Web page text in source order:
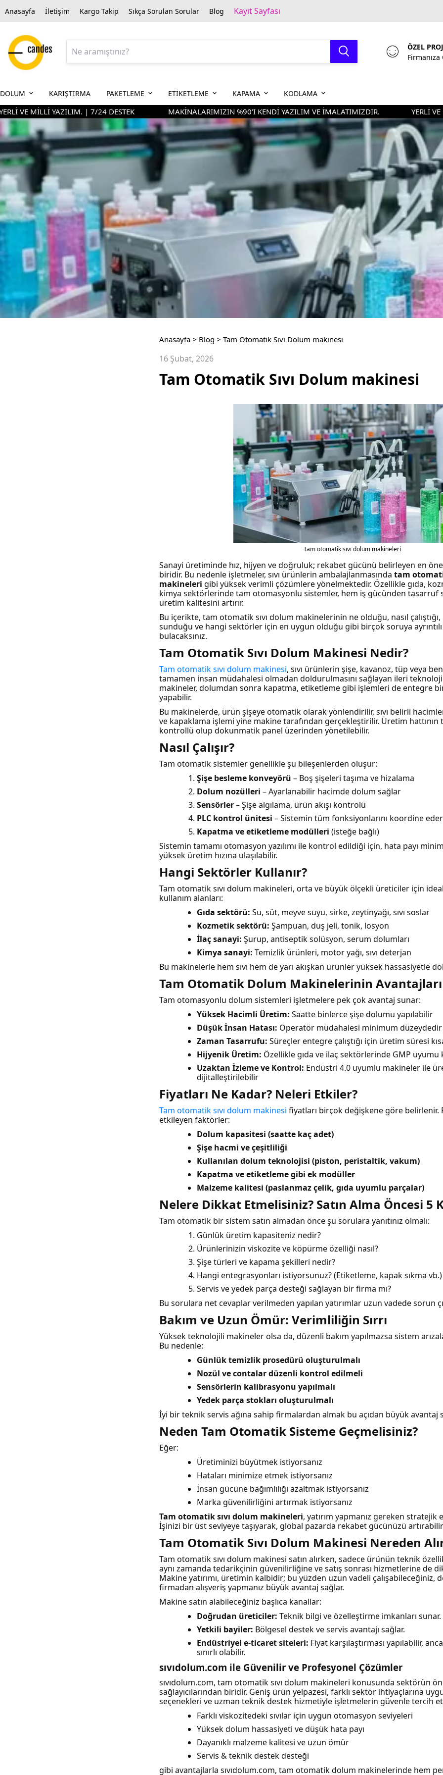
Anasayfa İletişim Kargo Takip Sıkça Sorulan Sorular Blog Kayıt Sayfası
ÖZEL
DOLUM KARIŞTIRMA PAKETLEME ETİKETLEME KAPAMA KODLAMA
MİLLİ YAZILIM. | 7/24 DESTEK MAKİNALARIMIZIN %90'I KENDİ YAZILIM VE İMALATIMIZDIR. YERLİ VE MİLLİ
Anasayfa > Blog > Tam Otomatik Sıvı Dolum makinesi
16 Şubat, 2026
Tam Otomatik Sıvı Dolum makinesi
Tam otomatik sıvı dolum makineleri
Sanayi üretiminde hız, hijyen ve doğruluk; rekabet gücünü belirleyen en
biridir. Bu nedenle işletmeler, sıvı ürünlerin ambalajlanmasında tam
makineleri gibi yüksek verimli çözümlere yönelmektedir. Özellikle gıda,
kimya sektörlerinde tam otomasyonlu sistemler, hem iş gücünden tasarruf
üretim kalitesini artırır.
Bu içerikte, tam otomatik sıvı dolum makinelerinin ne olduğu, nasıl
sunduğu ve hangi sektörler için en uygun olduğu gibi birçok soruya ayrıntılı
bulacaksınız.
Tam Otomatik Sıvı Dolum Makinesi Nedir?
Tam otomatik sıvı dolum makinesi, sıvı ürünlerin şişe, kavanoz, tüp veya
tamamen insan müdahalesi olmadan doldurulmasını sağlayan ileri
makineler, dolumdan sonra kapatma, etiketleme gibi işlemleri de entegre
yapabilir.
Bu makinelerde, ürün şişeye otomatik olarak yönlendirilir, sıvı belirli
ve kapaklama işlemi yine makine tarafından gerçekleştirilir. Üretim hattının
kontrollü olup dokunmatik panel üzerinden yönetilebilir.
Nasıl Çalışır?
Tam otomatik sistemler genellikle şu bileşenlerden oluşur:
Şişe besleme konveyörü – Boş şişeleri taşıma ve hizalama
Dolum nozülleri – Ayarlanabilir hacimde dolum sağlar
Sensörler– Şişe algılama, ürün akışı kontrolü
PLC kontrol ünitesi – Sistemin tüm fonksiyonlarını koordine eder
Kapatma ve etiketleme modülleri (isteğe bağlı)
Sistemin tamamı otomasyon yazılımı ile kontrol edildiği için, hata payı
yüksek üretim hızına ulaşılabilir.
Hangi Sektörler Kullanır?
Tam otomatik sıvı dolum makineleri, orta ve büyük ölçekli üreticiler için
kullanım alanları:
Gıda sektörü: Su, süt, meyve suyu, sirke, zeytinyağı, sıvı soslar
Kozmetik sektörü: Şampuan, duş jeli, tonik, losyon
İlaç sanayi: Şurup, antiseptik solüsyon, serum dolumları
Kimya sanayi: Temizlik ürünleri, motor yağı, sıvı deterjan
Bu makinelerle hem sıvı hem de yarı akışkan ürünler yüksek hassasiyetle
Tam Otomatik Dolum Makinelerinin Avantajları
Tam otomasyonlu dolum sistemleri işletmelere pek çok avantaj sunar:
Yüksek Hacimli Üretim: Saatte binlerce şişe dolumu yapılabilir
Düşük İnsan Hatası: Operatör müdahalesi minimum düzeydedir
Zaman Tasarrufu: Süreçler entegre çalıştığı için üretim süresi
Hijyenik Üretim: Özellikle gıda ve ilaç sektörlerinde GMP uyumu
Uzaktan İzleme ve Kontrol: Endüstri 4.0 uyumlu makineler ile
dijitalleştirilebilir
Fiyatları Ne Kadar? Neleri Etkiler?
Tam otomatik sıvı dolum makinesi fiyatları birçok değişkene göre belirlenir.
etkileyen faktörler:
Dolum kapasitesi (saatte kaç adet)
Şişe hacmi ve çeşitliliği
Kullanılan dolum teknolojisi (piston, peristaltik, vakum)
Kapatma ve etiketleme gibi ek modüller
Malzeme kalitesi (paslanmaz çelik, gıda uyumlu parçalar)
Nelere Dikkat Etmelisiniz? Satın Alma Öncesi 5
Tam otomatik bir sistem satın almadan önce şu sorulara yanıtınız olmalı:
Günlük üretim kapasiteniz nedir?
Ürünlerinizin viskozite ve köpürme özelliği nasıl?
Şişe türleri ve kapama şekilleri nedir?
Hangi entegrasyonları istiyorsunuz? (Etiketleme, kapak sıkma vb.)
Servis ve yedek parça desteği sağlayan bir firma mı?
Bu sorulara net cevaplar verilmeden yapılan yatırımlar uzun vadede sorun
Bakım ve Uzun Ömür: Verimliliğin Sırrı
Yüksek teknolojili makineler olsa da, düzenli bakım yapılmazsa sistem
Bu nedenle:
Günlük temizlik prosedürü oluşturulmalı
Nozül ve contalar düzenli kontrol edilmeli
Sensörlerin kalibrasyonu yapılmalı
Yedek parça stokları oluşturulmalı
İyi bir teknik servis ağına sahip firmalardan almak bu açıdan büyük avantaj
Neden Tam Otomatik Sisteme Geçmelisiniz?
Eğer:
Üretiminizi büyütmek istiyorsanız
Hataları minimize etmek istiyorsanız
İnsan gücüne bağımlılığı azaltmak istiyorsanız
Marka güvenilirliğini artırmak istiyorsanız
Tam otomatik sıvı dolum makineleri, yatırım yapmanız gereken stratejik
İşinizi bir üst seviyeye taşıyarak, global pazarda rekabet gücünüzü
Tam Otomatik Sıvı Dolum Makinesi Nereden
Tam otomatik sıvı dolum makinesi satın alırken, sadece ürünün teknik
aynı zamanda tedarikçinin güvenilirliğine ve satış sonrası hizmetlerine de
Makine yatırımı, üretimin kalbidir; bu yüzden uzun vadeli çalışabileceğiniz,
firmadan alışveriş yapmanız büyük avantaj sağlar.
Makine satın alabileceğiniz başlıca kanallar:
Doğrudan üreticiler: Teknik bilgi ve özelleştirme imkanları sunar.
Yetkili bayiler: Bölgesel destek ve servis avantajı sağlar.
Endüstriyel e-ticaret siteleri: Fiyat karşılaştırması yapılabilir,
sınırlı olabilir.
sıvıdolum.com ile Güvenilir ve Profesyonel Çözümler
sıvıdolum.com, tam otomatik sıvı dolum makineleri konusunda sektörün
sağlayıcılarından biridir. Geniş ürün yelpazesi, farklı sektör ihtiyaçlarına
seçenekleri ve uzman teknik destek hizmetiyle işletmelerin güvenle tercih
Farklı viskozitedeki sıvılar için uygun otomasyon seviyeleri
Yüksek dolum hassasiyeti ve düşük hata payı
Dayanıklı malzeme kalitesi ve uzun ömür
Servis & teknik destek desteği
gibi avantajlarla sıvıdolum.com, tam otomatik dolum makinelerinde hem